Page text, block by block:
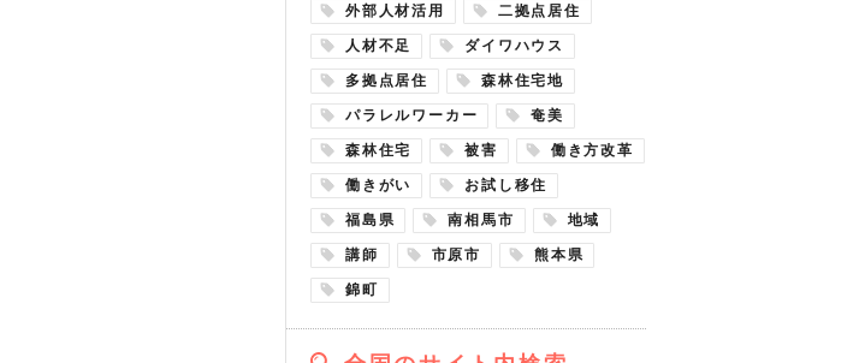
外部人材活用 二拠点居住
人材不足 ダイワハウス
多拠点居住 森林住宅地
パラレルワーカー 奄美
森林住宅 被害 働き方改革
働きがい お試し移住
福島県 南相馬市 地域
講師 市原市 熊本県
錦町